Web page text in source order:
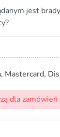
jest
Mastercard,
dla